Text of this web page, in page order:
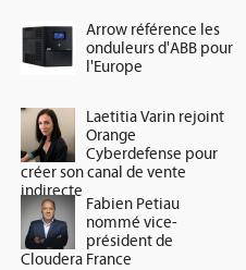
Arrow référence les
onduleurs d'ABB pour
l'Europe
Laetitia Varin rejoint
Orange
Cyberdefense pour
créer son canal de vente
indirecte
Fabien Petiau
nommé vice-
président de
Cloudera France